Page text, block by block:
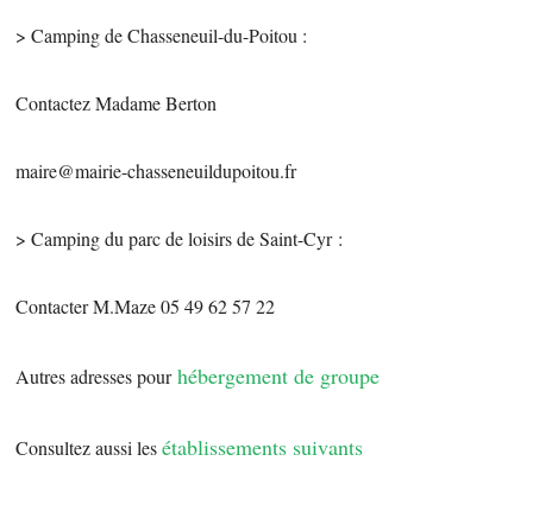
> Camping de Chasseneuil-du-Poitou :
Contactez Madame Berton
maire@mairie-chasseneuildupoitou.fr
> Camping du parc de loisirs de Saint-Cyr :
Contacter M.Maze 05 49 62 57 22
Autres adresses pourhébergement de groupe
Consultez aussi lesétablissements suivants